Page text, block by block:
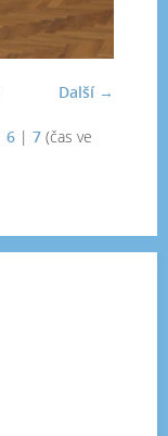
Další →
6 | 7 (čas ve